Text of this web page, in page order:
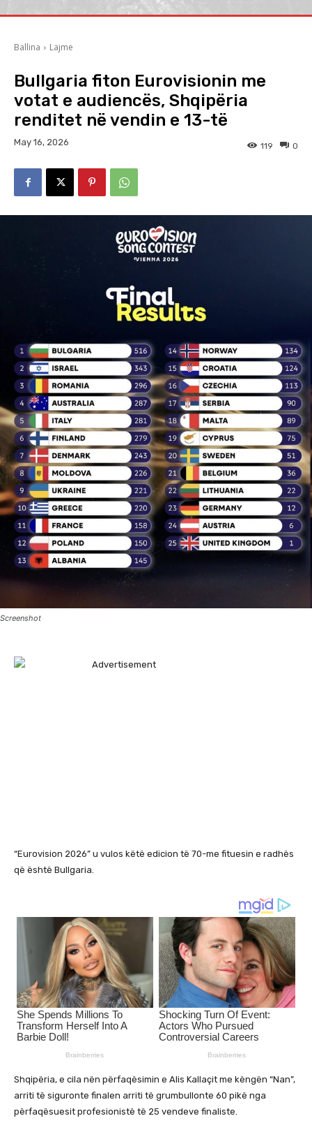
Ballina Lajme
Bullgaria fiton Eurovisionin me
votat e audiencës, Shqipëria
renditet në vendin e 13-të
May 16, 2026 0
119
Screenshot
“Eurovision 2026” u vulos këtë edicion të 70-me fituesin e radhës
që është Bullgaria.
Shqipëria, e cila nën përfaqësimin e Alis Kallaçit me këngën “Nan”,
arriti të siguronte finalen arriti të grumbullonte 60 pikë nga
përfaqësuesit profesionistë të 25 vendeve finaliste.